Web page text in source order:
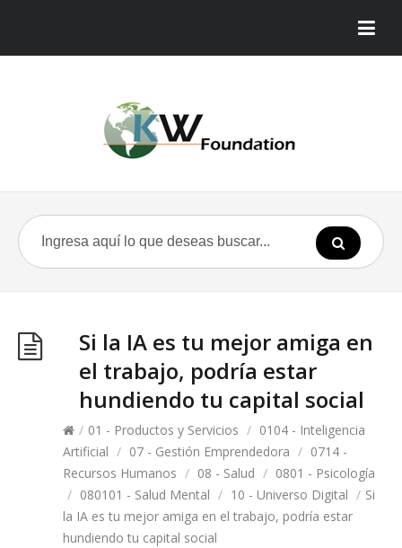
Si la IA es tu mejor amiga en
el trabajo, podría estar
hundiendo tu capital social
/ 01 - Productos y Servicios / 0104 - Inteligencia
Artificial / 07 - Gestión Emprendedora / 0714 -
Recursos Humanos / 08 - Salud / 0801 - Psicología
/ 080101 - Salud Mental / 10 - Universo Digital / Si
la IA es tu mejor amiga en el trabajo, podría estar
hundiendo tu capital social